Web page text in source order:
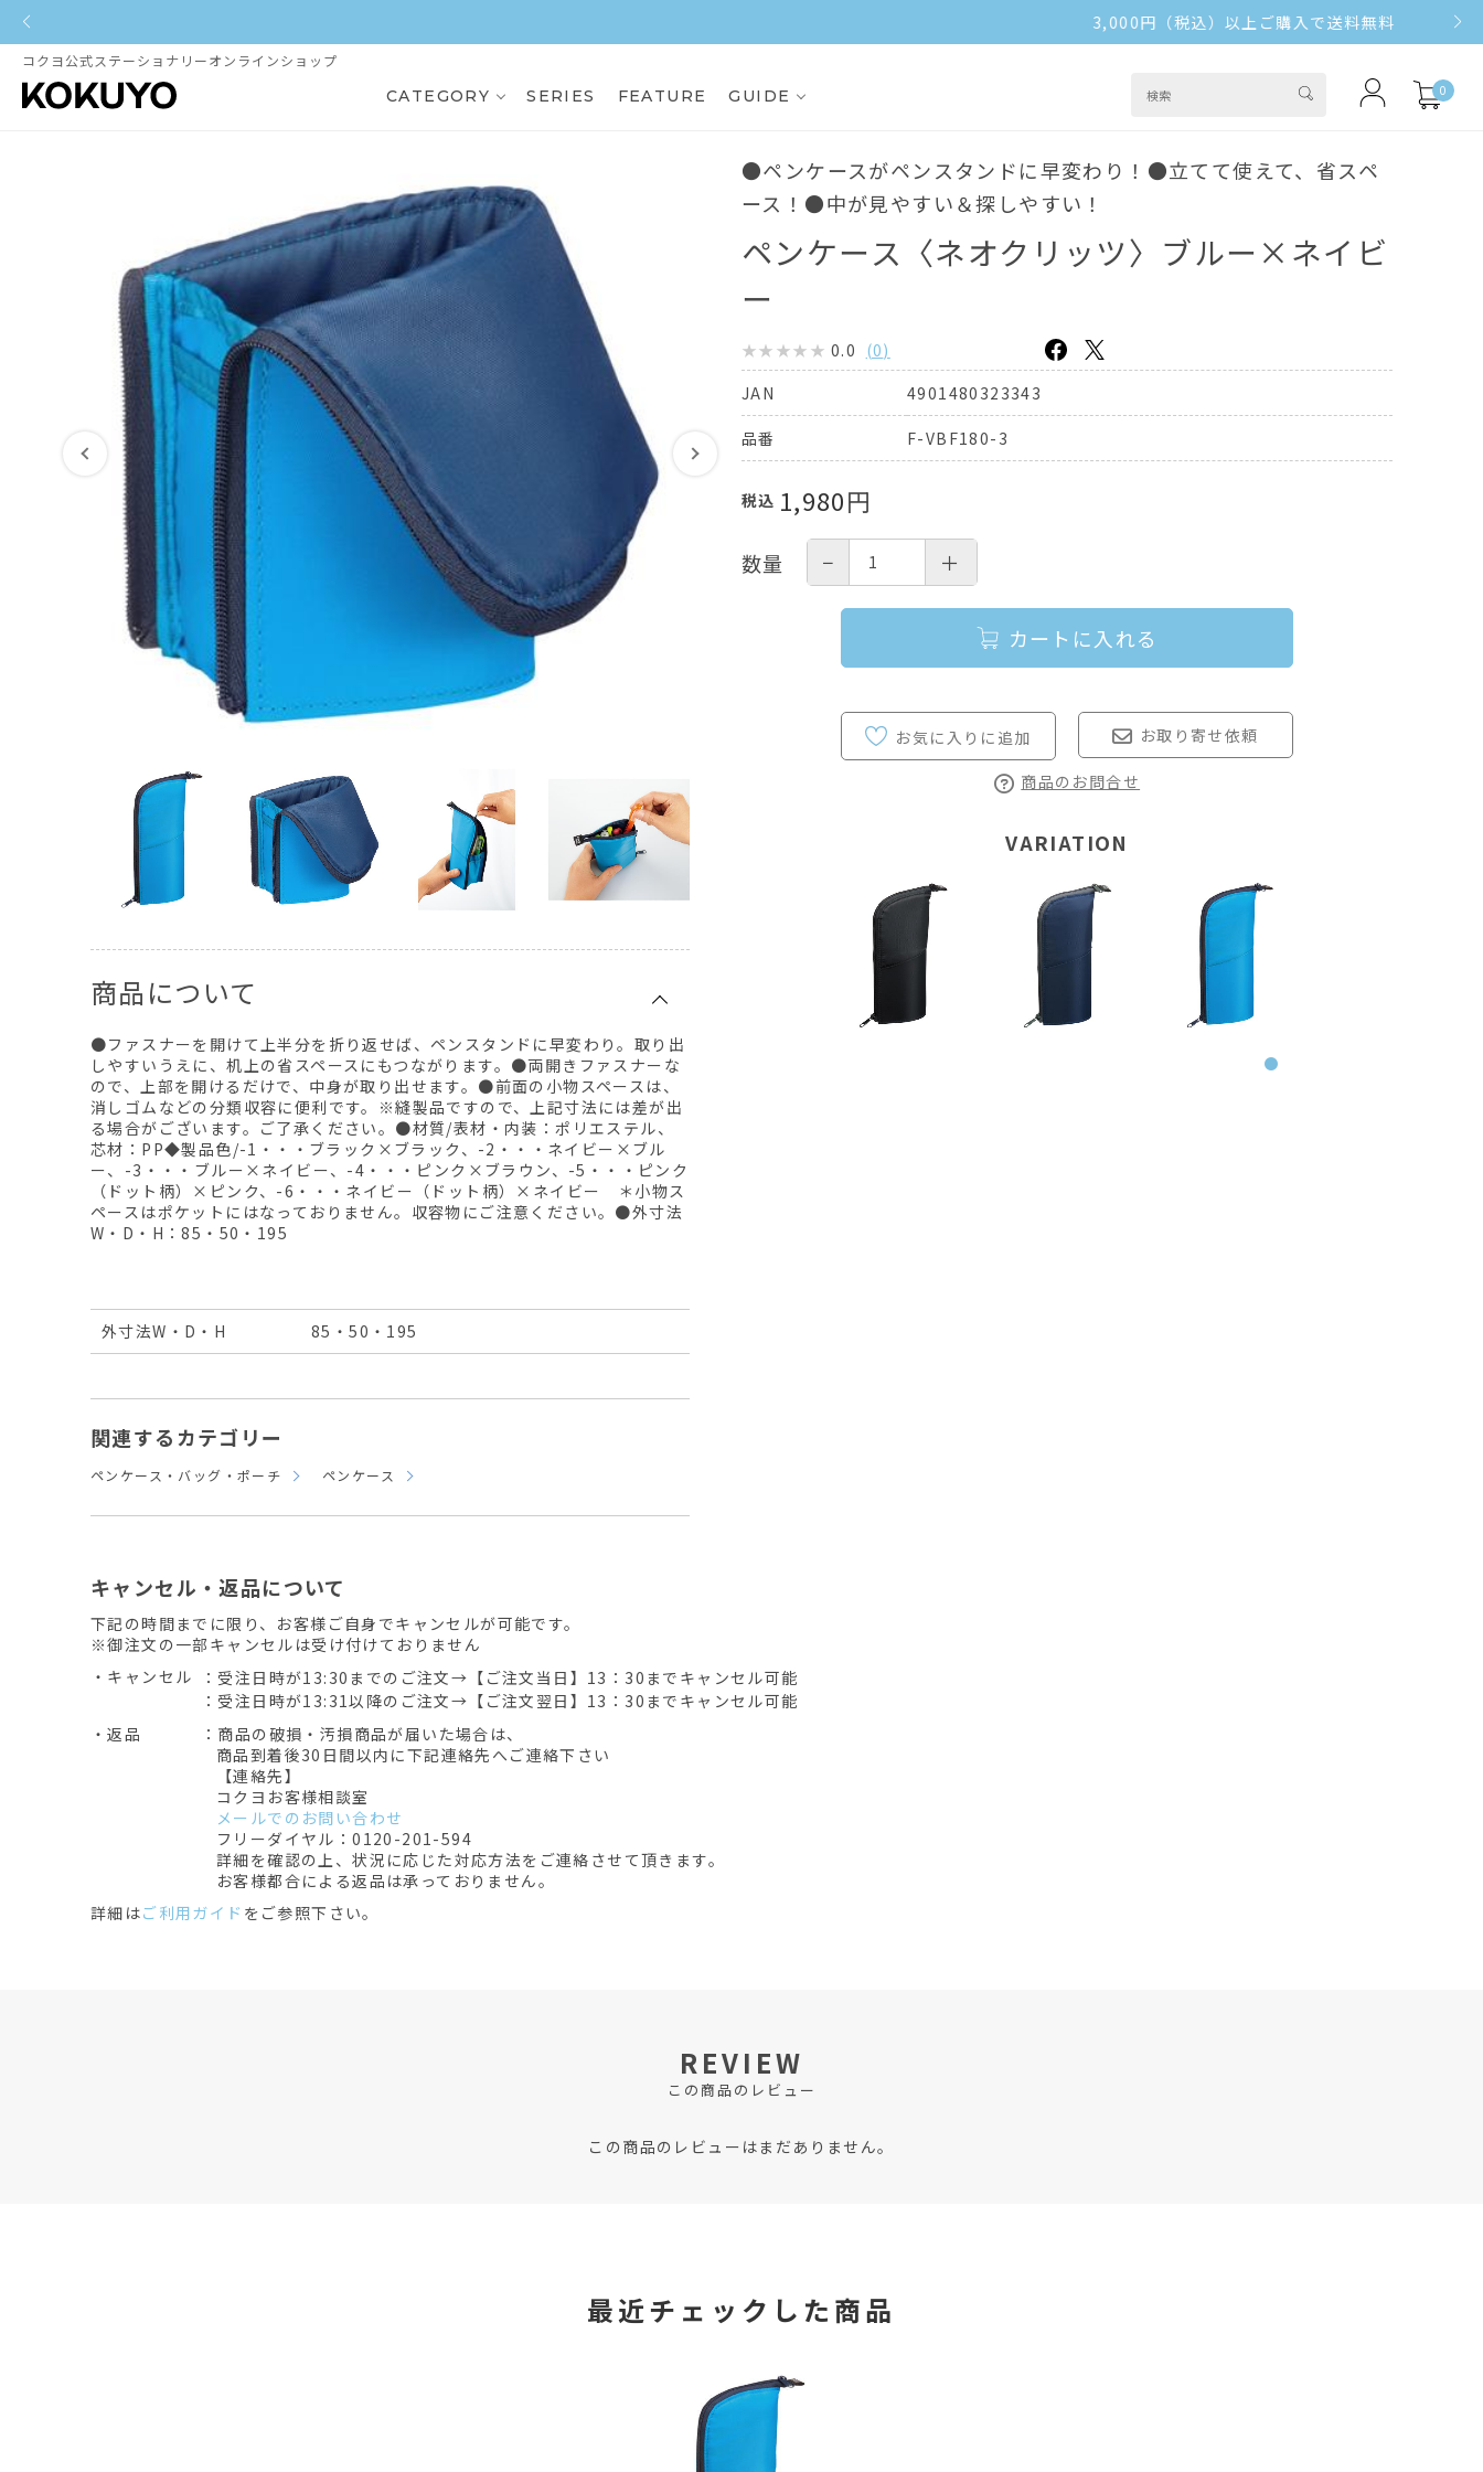
コクヨ公式ステーショナリーオンラインショップ
CATEGORY SERIES FEATURE GUIDE 0
商品について
●ファスナーを開けて上半分を折り返せば、ペンスタンドに早変わり。取り出
しやすいうえに、机上の省スペースにもつながります。●両開きファスナーな
ので、上部を開けるだけで、中身が取り出せます。●前面の小物スペースは、
消しゴムなどの分類収容に便利です。※縫製品ですので、上記寸法には差が出
る場合がございます。ご了承ください。●材質/表材・内装：ポリエステル、
芯材：PP◆製品色/-1・・・ブラック×ブラック、-2・・・ネイビー×ブル
ー、-3・・・ブルー×ネイビー、-4・・・ピンク×ブラウン、-5・・・ピンク
（ドット柄）×ピンク、-6・・・ネイビー（ドット柄）×ネイビー ＊小物ス
ペースはポケットにはなっておりません。収容物にご注意ください。●外寸法
W・D・H：85・50・195
外寸法W・D・H 85・50・195
関連するカテゴリー
ペンケース・バッグ・ポーチ ペンケース
●ペンケースがペンスタンドに早変わり！●立てて使えて、省スペ
ース！●中が見やすい＆探しやすい！
ペンケース〈ネオクリッツ〉ブルー×ネイビ
ー
0.0 (0)
JAN
4901480323343
品番 F-VBF180-3
税込 1,980円
数量 − ＋
カートに入れる
お取り寄せ依頼
商品のお問合せ
VARIATION
キャンセル・返品について
下記の時間までに限り、お客様ご自身でキャンセルが可能です。
※御注文の一部キャンセルは受け付けておりません
・キャンセル
：受注日時が13:30までのご注文→【ご注文当日】13：30までキャンセル可能
：受注日時が13:31以降のご注文→【ご注文翌日】13：30までキャンセル可能
・返品
：商品の破損・汚損商品が届いた場合は、
商品到着後30日間以内に下記連絡先へご連絡下さい
【連絡先】
コクヨお客様相談室
メールでのお問い合わせ
フリーダイヤル：0120-201-594
詳細を確認の上、状況に応じた対応方法をご連絡させて頂きます。
お客様都合による返品は承っておりません。
詳細はご利用ガイド をご参照下さい。
REVIEW
この商品のレビュー
この商品のレビューはまだありません。
最近チェックした商品